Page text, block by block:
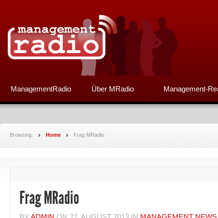
ManagementRadio Über MRadio Management-
Browsing: Home Frag MRadio
Frag MRadio